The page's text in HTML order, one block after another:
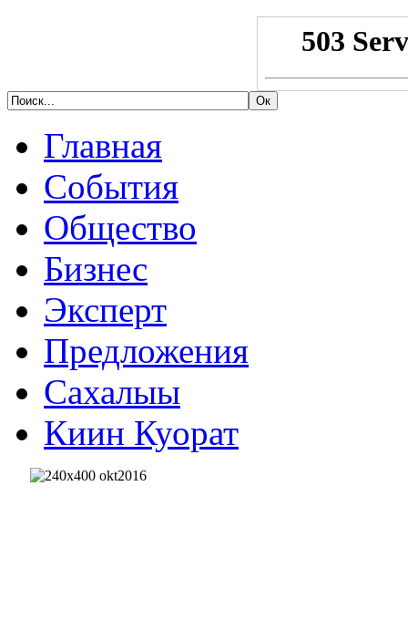
Главная
События
Общество
Бизнес
Эксперт
Предложения
Сахалыы
Киин Куорат